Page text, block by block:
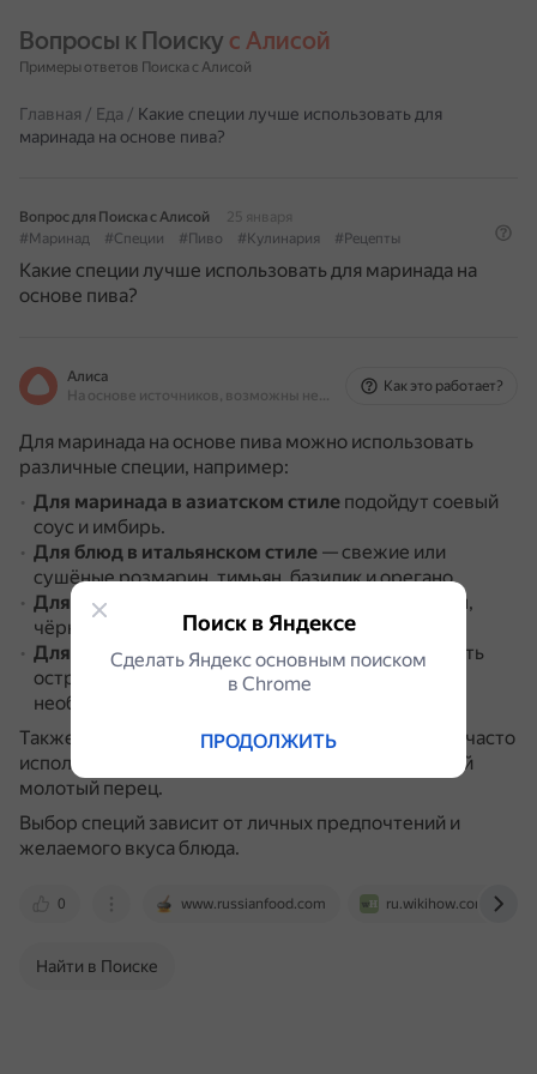
Вопросы к Поиску с Алисой
Примеры ответов Поиска с Алисой
Главная / Еда / Какие специи лучше использовать для
маринада на основе пива?
Вопрос для Поиска с Алисой
25 января
#Маринад
#Специи #Пиво #Кулинария #Рецепты
Какие специи лучше использовать для маринада на
основе пива?
Алиса
На основе источников, возможны неточности
Как это работает?
Для маринада на основе пива можно использовать
различные специи, например:
Для маринада в азиатском стиле подойдут соевый
соус и имбирь.
Для блюд в итальянском стиле — свежие или
сушёные розмарин, тимьян, базилик и орегано.
Для тушёной в пиве свинины
— розмарин, тмин,
чёрный перец, ягоды можжевельника.
Для пикантного вкусав маринад можно добавить
острый перец — молотый или свежий, который
необходимо мелко нарезать.
Также для маринада для говядины на основе пива часто
используют тимьян, чеснок, лимон, соль и красный
молотый перец.
Выбор специй зависит от личных предпочтений и
желаемого вкуса блюда.
0 www.russianfood.com ru.wikihow.com
Найти в Поиске
Поиск в Яндексе
Сделать Яндекс основным поиском
в Сhrome
ПРОДОЛЖИТЬ